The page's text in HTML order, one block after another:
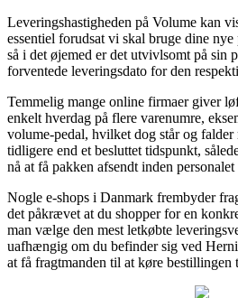
Leveringshastigheden på Volume kan
essentiel forudsat vi skal bruge dine
så i det øjemed er det utvivlsomt på sin
forventede leveringsdato for den
Temmelig mange online firmaer giver
enkelt hverdag på flere varenumre,
volume-pedal, hvilket dog står og falder
tidligere end et besluttet tidspunkt,
nå at få pakken afsendt inden
Nogle e-shops i Danmark frembyder
det påkrævet at du shopper for en
man vælge den mest letkøbte
uafhængig om du befinder sig ved
at få fragtmanden til at køre bestillingen